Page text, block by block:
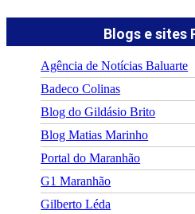
Blogs e sites
Agência de Notícias Baluarte
Badeco Colinas
Blog do Gildásio Brito
Blog Matias Marinho
Portal do Maranhão
G1 Maranhão
Gilberto Léda